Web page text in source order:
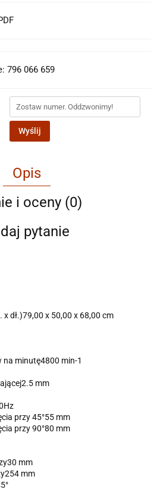
796 066 659
Wyślij
Opis
i oceny (0)
pytanie
dł.)79,00 x 50,00 x 68,00 cm
minutę4800 min-1
mm
przy 45°55 mm
przy 90°80 mm
mm
mm